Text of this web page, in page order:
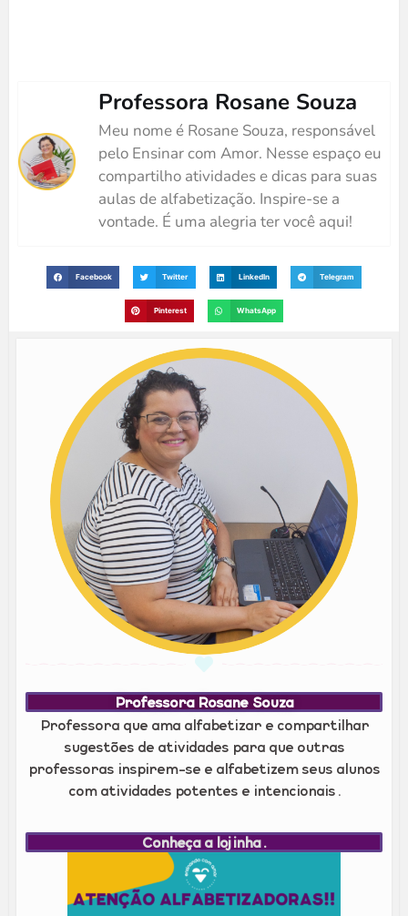
Professora Rosane Souza
Meu nome é Rosane Souza, responsável
pelo Ensinar com Amor. Nesse espaço eu
compartilho atividades e dicas para suas
aulas de alfabetização. Inspire-se a
vontade. É uma alegria ter você aqui!
Facebook Twitter LinkedIn Telegram
Pinterest WhatsApp
Professora Rosane Souza
Professora que ama alfabetizar e compartilhar
sugestões de atividades para que outras
professoras inspirem-se e alfabetizem seus alunos
com atividades potentes e intencionais.
Conheça a lojinha.